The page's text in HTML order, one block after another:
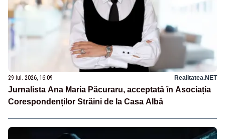
29 iul. 2026, 16:09 Realitatea.NET
Jurnalista Ana Maria Păcuraru, acceptată în Asociația
Corespondenților Străini de la Casa Albă